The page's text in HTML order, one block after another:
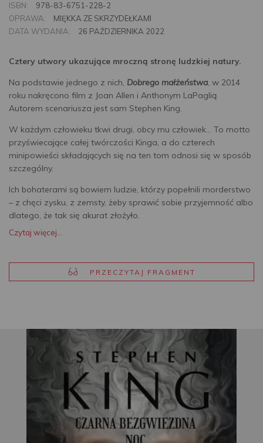
ISBN:
978-83-6751-228-2
OPRAWA:
MIĘKKA ZE SKRZYDEŁKAMI
DATA WYDANIA:
26 PAŹDZIERNIKA 2022
Cztery utwory ukazujące mroczną stronę ludzkiej natury.
Na podstawie jednego z nich, Dobrego małżeństwa, w 2014
roku nakręcono film z Joan Allen i Anthonym LaPaglią.
Autorem scenariusza jest sam Stephen King.
W każdym człowieku tkwi drugi, obcy mu człowiek... To motto
przyświecające całej twórczości Kinga, a do czterech
minipowieści składających się na ten tom odnosi się w sposób
szczególny.
Ich bohaterami są bowiem ludzie, którzy popełnili morderstwo
– z chęci zysku, z zemsty, żeby sprawić sobie przyjemność albo
dlatego, że tak się akurat złożyło.
Czytaj więcej...
PRZECZYTAJ FRAGMENT